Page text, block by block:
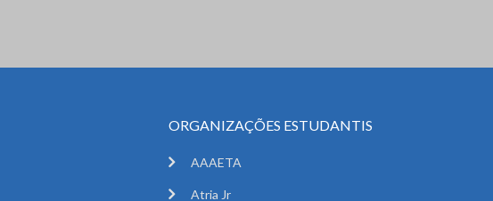
ORGANIZAÇÕES ESTUDANTIS
AAAETA
Atria Jr